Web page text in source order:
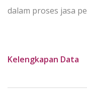
dalam proses jasa
Kelengkapan Data